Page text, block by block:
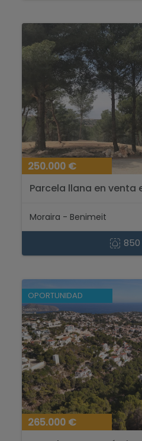
250.000 €
Parcela llana en venta
Moraira - Benimeit
OPORTUNIDAD
265.000 €